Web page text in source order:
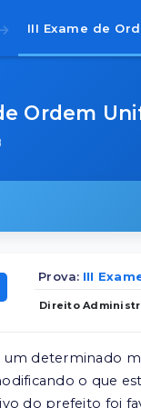
III Exame de
Ordem
Prova: III
Direito
determinado
o que
do prefeito foi